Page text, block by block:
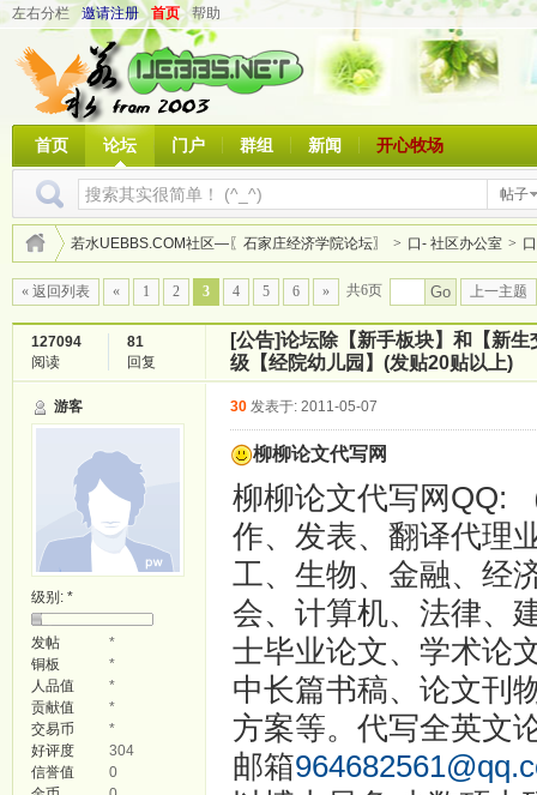
左右分栏 邀请注册 首页 帮助
首页 论坛 门户 群组 新闻 开心牧场
帖子
若水UEBBS.COM社区—〖石家庄经济学院论坛〗 > 口- 社区办公室 >
« 返回列表 « 1 2 3 4 5 6 » 共6页 Go 上一主题
127094
阅读
81
回复
[公告]论坛除【新手板块】和【新
级【经院幼儿园】(发贴20贴以上)
游客
级别: *
发帖
*
铜板
*
人品值
*
贡献值
*
交易币
*
好评度
304
信誉值
0
30 发表于: 2011-05-07
柳柳论文代写网
柳柳论文代写网QQ:
作、发表、翻译代理
工、生物、金融、经
会、计算机、法律、
士毕业论文、学术论
中长篇书稿、论文刊
方案等。代写全英文
邮箱